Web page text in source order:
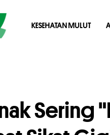
KESEHATAN MULUT
Sering